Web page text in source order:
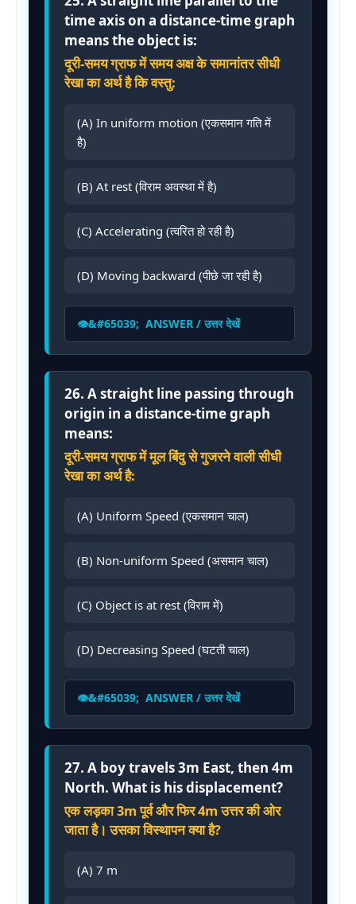
time axis on a distance-time graph
means the object is:
दूरी-समय ग्राफ में समय अक्ष के समानांतर सीधी
रेखा का अर्थ है कि वस्तु:
(A) In uniform motion (एकसमान गति में
है)
(B) At rest (विराम अवस्था में है)
(C) Accelerating (त्वरित हो रही है)
(D) Moving backward (पीछे जा रही है)
ANSWER / उत्तर देखें
26. A straight line passing through
origin in a distance-time graph
means:
दूरी-समय ग्राफ में मूल बिंदु से गुजरने वाली सीधी
रेखा का अर्थ है:
(A) Uniform Speed (एकसमान चाल)
(B) Non-uniform Speed (असमान चाल)
(C) Object is at rest (विराम में)
(D) Decreasing Speed (घटती चाल)
ANSWER / उत्तर देखें
27. A boy travels 3m East, then 4m
North. What is his displacement?
एक लड़का 3m पूर्व और फिर 4m उत्तर की ओर
जाता है। उसका विस्थापन क्या है?
(A) 7 m